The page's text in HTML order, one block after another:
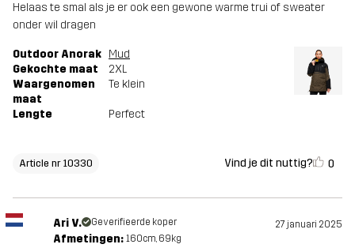
Helaas te smal als je er ook een gewone warme trui of sweater
onder wil dragen
Outdoor Anorak Mud
Gekochte maat
2XL
Waargenomen
maat
Te klein
Lengte Perfect
Article nr 10330 Vind je dit nuttig? 0
Ari V. Geverifieerde koper 27 januari 2025
Afmetingen: 160cm, 69kg